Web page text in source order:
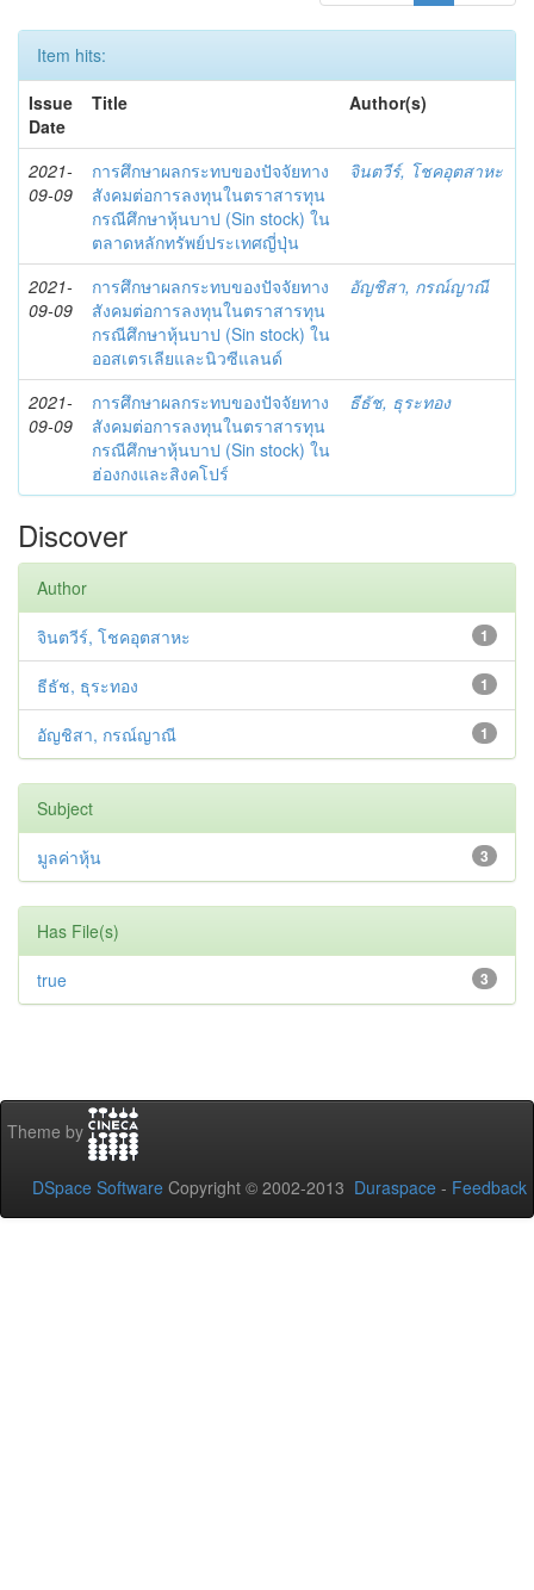
Item hits:
Issue
Date
Title Author(s)
2021-
09-09
การศึกษาผลกระทบของปัจจัยทาง
สังคมต่อการลงทุนในตราสารทุน
กรณีศึกษาหุ้นบาป (Sin stock) ใน
ตลาดหลักทรัพย์ประเทศญี่ปุ่น
จินตวีร์, โชคอุตสาหะ
2021-
09-09
การศึกษาผลกระทบของปัจจัยทาง
สังคมต่อการลงทุนในตราสารทุน
กรณีศึกษาหุ้นบาป (Sin stock) ใน
ออสเตรเลียและนิวซีแลนด์
อัญชิสา, กรณ์ญาณี
2021-
09-09
การศึกษาผลกระทบของปัจจัยทาง
สังคมต่อการลงทุนในตราสารทุน
กรณีศึกษาหุ้นบาป (Sin stock) ใน
ฮ่องกงและสิงคโปร์
ธีธัช, ธุระทอง
Discover
Author
1
จินตวีร์, โชคอุตสาหะ
1
ธีธัช, ธุระทอง
1
อัญชิสา, กรณ์ญาณี
Subject
3
มูลค่าหุ้น
Has File(s)
3
true
Theme by
DSpace Software Copyright © 2002-2013 Duraspace - Feedback